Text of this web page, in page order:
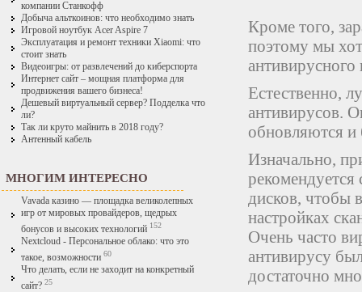
компании Станкофф
Добыча альткоинов: что необходимо знать
Игровой ноутбук Acer Aspire 7
Эксплуатация и ремонт техники Xiaomi: что
стоит знать
Видеоигры: от развлечений до киберспорта
Интернет сайт – мощная платформа для
продвижения вашего бизнеса!
Дешевый виртуальный сервер? Подделка что
ли?
Так ли круто майнить в 2018 году?
Антенный кабель
МНОГИМ ИНТЕРЕСНО
Vavada казино — площадка великолепных
игр от мировых провайдеров, щедрых
бонусов и высоких технологий 152
Nextcloud - Персональное облако: что это
такое, возможности 60
Что делать, если не заходит на конкретный
сайт? 25
Кроме того,
поэтому мы
Естественно,
антивирусов.
обновляются и
Изначально,
рекомендуется
дисков, чтобы
настройках
Очень часто
антивирусу
достаточно